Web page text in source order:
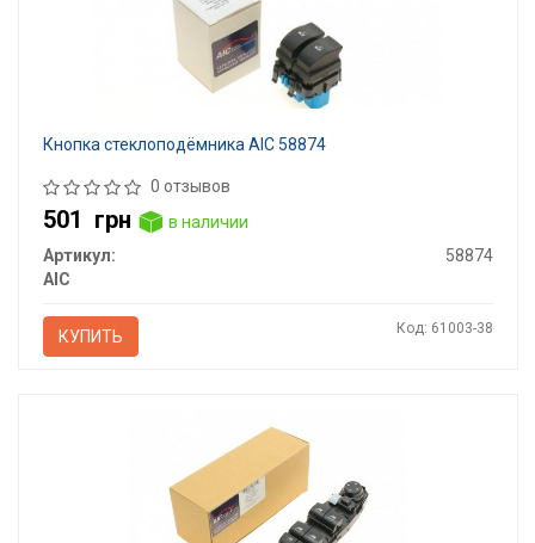
Кнопка стеклоподёмника AIC 58874
0 отзывов
501 грн
в наличии
Артикул:
58874
AIC
КУПИТЬ Код: 61003-38